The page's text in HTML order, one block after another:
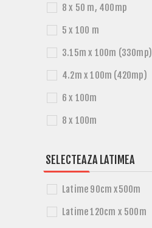
8 x 50 m, 400mp
5 x 100 m
3.15m x 100m (330mp)
4.2m x 100m (420mp)
6 x 100m
8 x 100m
SELECTEAZA LATIMEA
Latime 90cm x500m
Latime 120cm x 500m